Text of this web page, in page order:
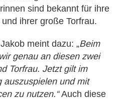
sind bekannt für ihre
ihrer große Torfrau.
meint dazu: „Beim
genau an diesen zwei
Torfrau. Jetzt gilt im
auszuspielen und mit
zu nutzen.“Auch diese